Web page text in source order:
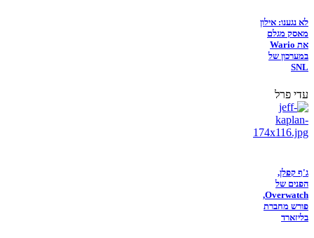
לא נגענו: אילון
מאסק מגלם
את Wario
במערכון של
SNL
עדי פרל
ג'ף קפלן,
הפנים של
Overwatch,
פורש מחברת
בליזארד